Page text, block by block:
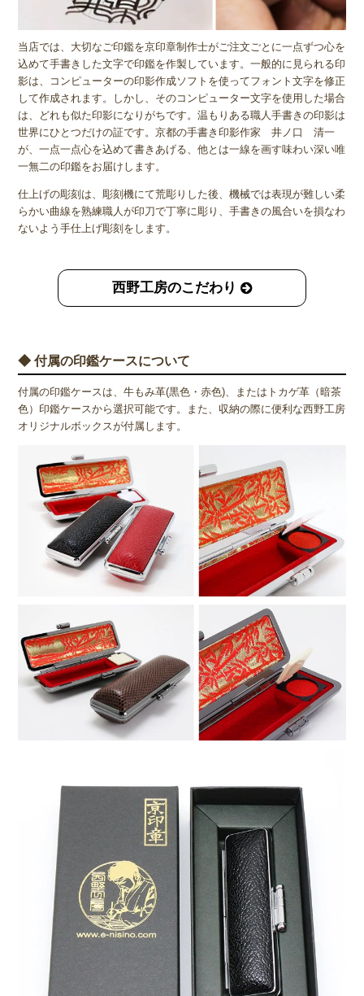
当店では、大切なご印鑑を京印章制作士がご注文ごとに一点ずつ心を
込めて手書きした文字で印鑑を作製しています。一般的に見られる印
影は、コンピューターの印影作成ソフトを使ってフォント文字を修正
して作成されます。しかし、そのコンピューター文字を使用した場合
は、どれも似た印影になりがちです。温もりある職人手書きの印影は
世界にひとつだけの証です。京都の手書き印影作家 井ノ口 清一
が、一点一点心を込めて書きあげる、他とは一線を画す味わい深い唯
一無二の印鑑をお届けします。
仕上げの彫刻は、彫刻機にて荒彫りした後、機械では表現が難しい柔
らかい曲線を熟練職人が印刀で丁寧に彫り、手書きの風合いを損なわ
ないよう手仕上げ彫刻をします。
西野工房のこだわり
◆ 付属の印鑑ケースについて
付属の印鑑ケースは、牛もみ革(黒色・赤色)、またはトカゲ革（暗茶
色）印鑑ケースから選択可能です。また、収納の際に便利な西野工房
オリジナルボックスが付属します。